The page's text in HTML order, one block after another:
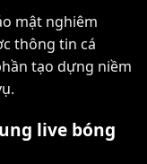
mật nghiêm
thông tin cá
tạo dựng niềm
live bóng